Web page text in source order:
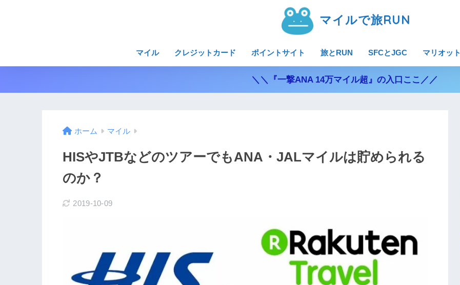
マイルで旅RUN
マイル クレジットカード ポイントサイト 旅とRUN SFCとJGC マリオット
＼＼『一撃ANA 14万マイル超』の入口ここ／／
ホーム マイル
HISやJTBなどのツアーでもANA・JALマイルは貯められる
のか？
2019-10-09